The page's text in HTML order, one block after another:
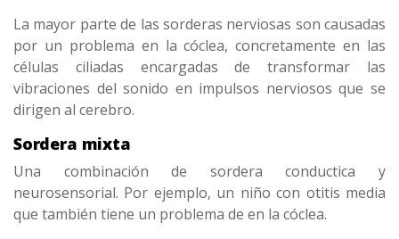
La mayor parte de las sorderas nerviosas son causadas
por un problema en la cóclea, concretamente en las
células ciliadas encargadas de transformar las
vibraciones del sonido en impulsos nerviosos que se
dirigen al cerebro.
Sordera mixta
Una combinación de sordera conductica y
neurosensorial. Por ejemplo, un niño con otitis media
que también tiene un problema de en la cóclea.